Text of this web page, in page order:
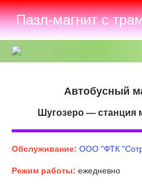
Пазл-магнит с
Автобусный
Шугозеро — станция
Обслуживание: ООО "ФТК
Режим работы: ежедневно